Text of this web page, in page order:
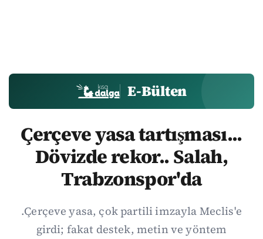
E-Bülten
Çerçeve yasa tartışması...
Dövizde rekor.. Salah,
Trabzonspor'da
.Çerçeve yasa, çok partili imzayla Meclis'e
girdi; fakat destek, metin ve yöntem